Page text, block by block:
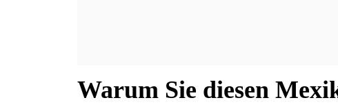
Warum Sie diesen